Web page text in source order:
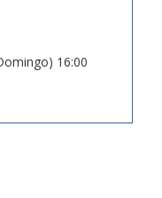
16:00